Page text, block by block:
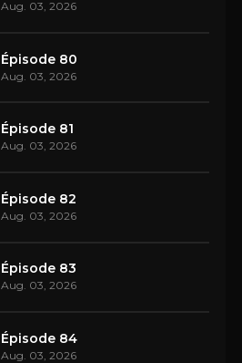
Aug. 03, 2026
Épisode 80
Aug. 03, 2026
Épisode 81
Aug. 03, 2026
Épisode 82
Aug. 03, 2026
Épisode 83
Aug. 03, 2026
Épisode 84
Aug. 03, 2026